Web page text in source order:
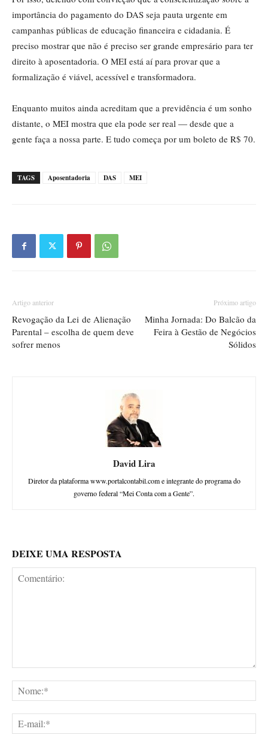
importância do pagamento do DAS seja pauta urgente em
campanhas públicas de educação financeira e cidadania. É
preciso mostrar que não é preciso ser grande empresário para ter
direito à aposentadoria. O MEI está aí para provar que a
formalização é viável, acessível e transformadora.
Enquanto muitos ainda acreditam que a previdência é um sonho
distante, o MEI mostra que ela pode ser real — desde que a
gente faça a nossa parte. E tudo começa por um boleto de R$ 70.
TAGS Aposentadoria DAS MEI
Artigo anterior
Revogação da Lei de Alienação
Parental – escolha de quem deve
sofrer menos
Próximo artigo
Minha Jornada: Do Balcão da
Feira à Gestão de Negócios
Sólidos
David Lira
Diretor da plataforma www.portalcontabil.com e integrante do programa do
governo federal “Mei Conta com a Gente”.
DEIXE UMA RESPOSTA